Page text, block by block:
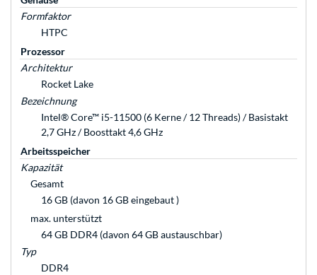
Formfaktor
HTPC
Prozessor
Architektur
Rocket Lake
Bezeichnung
Intel® Core™ i5-11500 (6 Kerne / 12 Threads) / Basistakt
2,7 GHz / Boosttakt 4,6 GHz
Arbeitsspeicher
Kapazität
Gesamt
16 GB (davon 16 GB eingebaut )
max. unterstützt
64 GB DDR4 (davon 64 GB austauschbar)
Typ
DDR4